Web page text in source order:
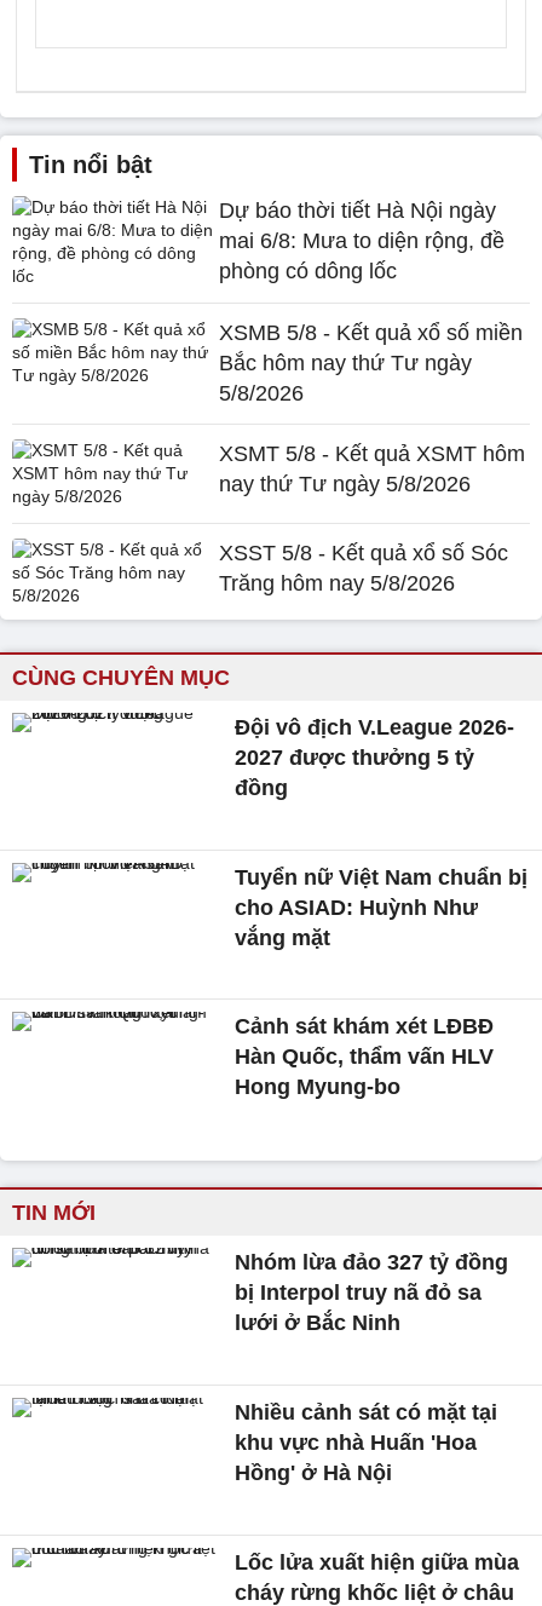
Tin nổi bật
Dự báo thời tiết Hà Nội ngày
mai 6/8: Mưa to diện rộng, đề
phòng có dông lốc
XSMB 5/8 - Kết quả xổ số miền
Bắc hôm nay thứ Tư ngày
5/8/2026
XSMT 5/8 - Kết quả XSMT hôm
nay thứ Tư ngày 5/8/2026
XSST 5/8 - Kết quả xổ số Sóc
Trăng hôm nay 5/8/2026
CÙNG CHUYÊN MỤC
Đội vô địch V.League 2026-
2027 được thưởng 5 tỷ
đồng
Tuyển nữ Việt Nam chuẩn bị
cho ASIAD: Huỳnh Như
vắng mặt
Cảnh sát khám xét LĐBĐ
Hàn Quốc, thẩm vấn HLV
Hong Myung-bo
TIN MỚI
Nhóm lừa đảo 327 tỷ đồng
bị Interpol truy nã đỏ sa
lưới ở Bắc Ninh
Nhiều cảnh sát có mặt tại
khu vực nhà Huấn 'Hoa
Hồng' ở Hà Nội
Lốc lửa xuất hiện giữa mùa
cháy rừng khốc liệt ở châu